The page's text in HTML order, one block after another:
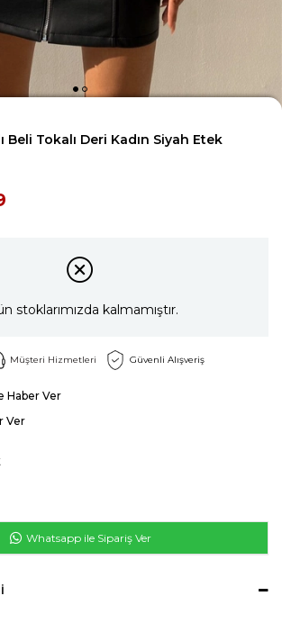
Beli Tokalı Deri Kadın Siyah Etek
stoklarımızda kalmamıştır.
Müşteri Hizmetleri Güvenli Alışveriş
Haber Ver
Ver
Whatsapp ile Sipariş Ver